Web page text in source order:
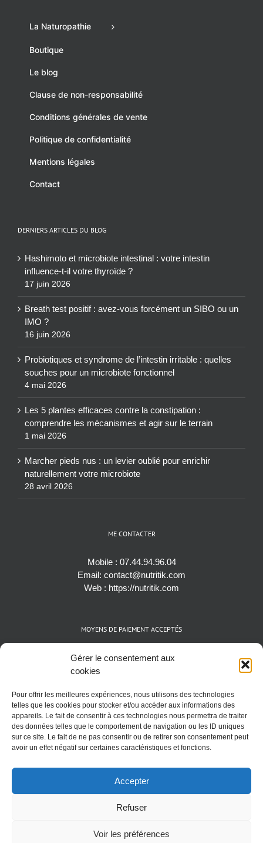
Gérer le consentement aux
cookies
Pour offrir les meilleures expériences, nous utilisons des technologies
telles que les cookies pour stocker et/ou accéder aux informations des
appareils. Le fait de consentir à ces technologies nous permettra de traiter
des données telles que le comportement de navigation ou les ID uniques
sur ce site. Le fait de ne pas consentir ou de retirer son consentement peut
avoir un effet négatif sur certaines caractéristiques et fonctions.
Accepter
Refuser
Voir les préférences
La Naturopathie
Boutique
Le blog
Clause de non-responsabilité
Conditions générales de vente
Politique de confidentialité
Mentions légales
Contact
DERNIERS ARTICLES DU BLOG
Hashimoto et microbiote intestinal : votre intestin
influence-t-il votre thyroïde ?
17 juin 2026
Breath test positif : avez-vous forcément un SIBO ou un
IMO ?
16 juin 2026
Probiotiques et syndrome de l’intestin irritable : quelles
souches pour un microbiote fonctionnel
4 mai 2026
Les 5 plantes efficaces contre la constipation :
comprendre les mécanismes et agir sur le terrain
1 mai 2026
Marcher pieds nus : un levier oublié pour enrichir
naturellement votre microbiote
28 avril 2026
ME CONTACTER
Mobile : 07.44.94.96.04
Email: contact@nutritik.com
Web : https://nutritik.com
MOYENS DE PAIEMENT ACCEPTÉS
Espèces (EUR)
Cartes bancaires (VISA, Mastercard et AMEX)
Cryptomonnaies (BTC)